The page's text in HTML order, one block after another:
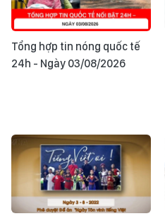
Tổng hợp tin nóng quốc tế
24h - Ngày 03/08/2026